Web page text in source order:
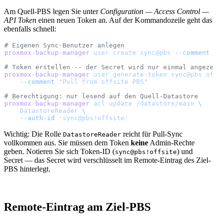
Am Quell-PBS legen Sie unter Configuration — Access Control —
API Token einen neuen Token an. Auf der Kommandozeile geht das
ebenfalls schnell:
# Eigenen Sync-Benutzer anlegen
proxmox-backup-manager user create sync@pbs --comment
# Token erstellen -- der Secret wird nur einmal
proxmox-backup-manager user generate-token sync@pbs
    --comment
"Pull from offsite PBS"
# Berechtigung: nur lesend auf den Quell-Datastore
proxmox-backup-manager acl update /datastore/main \
    DatastoreReader
\
    --auth-id
'sync@pbs!offsite'
Wichtig: Die Rolle DatastoreReader reicht für Pull-Sync
vollkommen aus. Sie müssen dem Token keine Admin-Rechte
geben. Notieren Sie sich Token-ID (sync@pbs!offsite) und
Secret — das Secret wird verschlüsselt im Remote-Eintrag des Ziel-
PBS hinterlegt.
Remote-Eintrag am Ziel-PBS